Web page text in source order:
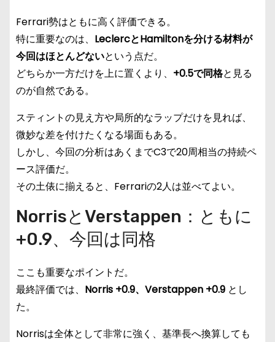
Ferrari勢はともに高く評価できる。
特に重要なのは、 LeclercとHamiltonを分ける材料が
今回はほとんどないという点だ。
どちらか一方だけを上に置くより、 +0.5で同格と見る
のが自然である。
スティントの見え方や局所的なラップだけを見れば、
微妙な差を付けたくなる場面もある。
しかし、今回の分析はあくまでC3で20周相当の持続ペ
ース評価だ。
その土俵に揃えると、Ferrariの2人は並べてよい。
NorrisとVerstappen：ともに
+0.9、今回は同格
ここも重要なポイントだ。
最終評価では、 Norris +0.9、Verstappen +0.9 とし
た。
Norrisは全体として非常に強く、基準長へ換算しても